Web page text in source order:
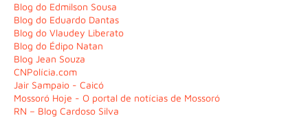
Blog do Edmilson Sousa
Blog do Eduardo Dantas
Blog do Vlaudey Liberato
Blog do Édipo Natan
Blog Jean Souza
CNPolícia.com
Jair Sampaio - Caicó
Mossoró Hoje - O portal de notícias de Mossoró
RN – Blog Cardoso Silva